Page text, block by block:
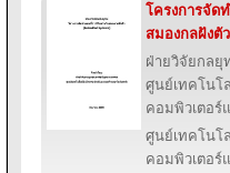
โครงการจัด
สมองกลฝังตัว
ฝ่ายวิจัยกล
ศูนย์เทคโนโ
คอมพิวเตอร์
ศูนย์เทคโนโ
คอมพิวเตอร์